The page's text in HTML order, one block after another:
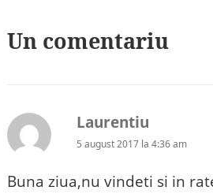
Un comentariu
Laurentiu
5 august 2017 la 4:36 am
Buna ziua,nu vindeti si in